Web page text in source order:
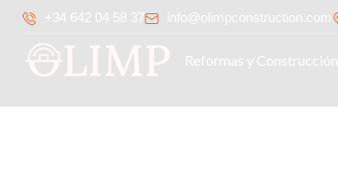
+34 642 04 58 37 info@olimpconstruction.com
Reformas y Construcción